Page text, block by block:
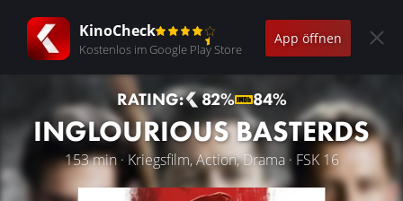
KinoCheck
Kostenlos im Google Play Store
App öffnen
RATING: 82% 84%
INGLOURIOUS BASTERDS
153 min · Kriegsfilm, Action, Drama · FSK 16